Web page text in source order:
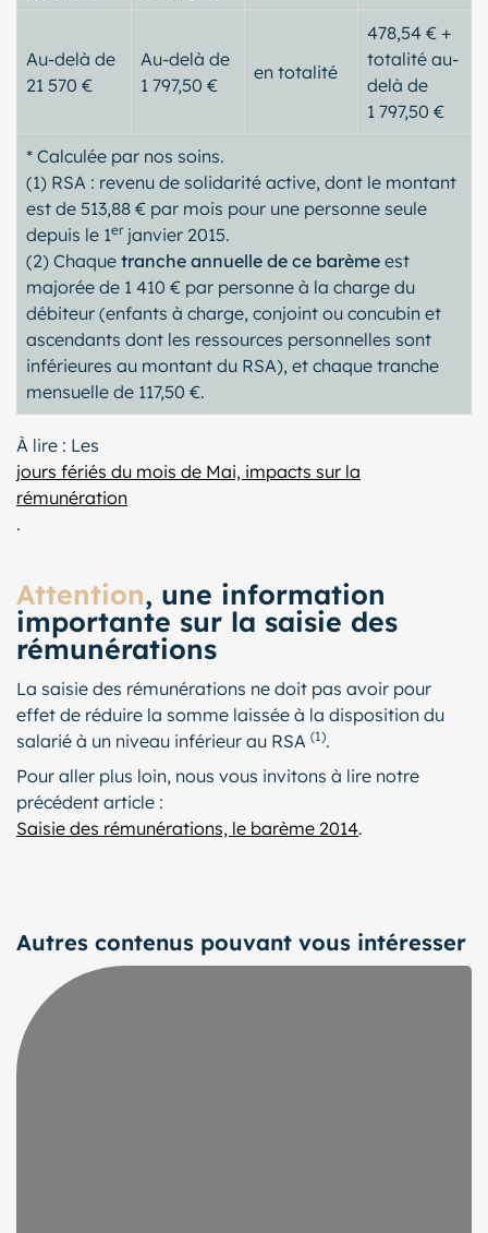
Au-delà de
21 570 €
Au-delà de
1 797,50 €
en totalité
478,54 € +
totalité au-
delà de
1 797,50 €
* Calculée par nos soins.
(1) RSA : revenu de solidarité active, dont le montant
est de 513,88 € par mois pour une personne seule
depuis le 1erjanvier 2015.
(2) Chaque tranche annuelle de ce barème est
majorée de 1 410 € par personne à la charge du
débiteur (enfants à charge, conjoint ou concubin et
ascendants dont les ressources personnelles sont
inférieures au montant du RSA), et chaque tranche
mensuelle de 117,50 €.
À lire : Les
jours fériés du mois de Mai, impacts sur la
rémunération
.
Attention, une information
importante sur la saisie des
rémunérations
La saisie des rémunérations ne doit pas avoir pour
effet de réduire la somme laissée à la disposition du
salarié à un niveau inférieur au RSA (1).
Pour aller plus loin, nous vous invitons à lire notre
précédent article :
Saisie des rémunérations, le barème 2014.
Autres contenus pouvant vous intéresser